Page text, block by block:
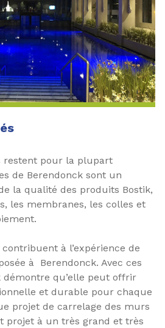
restent pour la plupart
de Berendonck sont un
la qualité des produits Bostik,
les membranes, les colles et
à l’expérience de
à Berendonck. Avec ces
démontre qu’elle peut offrir
et durable pour chaque
projet de carrelage des murs
projet à un très grand et très